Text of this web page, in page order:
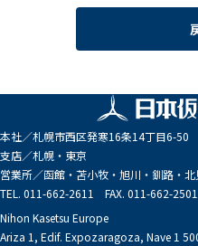
本社／札幌市西区発寒16条14丁目6-50
支店／札幌・東京
営業所／函館・苫小牧・旭川・釧路・
TEL. 011-662-2611 FAX. 011-662-2501
Nihon Kasetsu Europe
Ariza 1, Edif. Expozaragoza, Nave 1